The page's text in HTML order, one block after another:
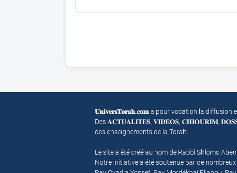
𝐔𝐧𝐢𝐯𝐞𝐫𝐬𝐓𝐨𝐫𝐚𝐡.𝐜𝐨𝐦a pour vocation la diffusion
Des 𝐀𝐂𝐓𝐔𝐀𝐋𝐈𝐓𝐄𝐒, 𝐕𝐈𝐃𝐄𝐎𝐒, 𝐂𝐇𝐈𝐎𝐔𝐑𝐈𝐌,
des enseignements de la Torah.
Le site a été créé au nom de Rabbi Shlomo
Notre initiative a été soutenue par de